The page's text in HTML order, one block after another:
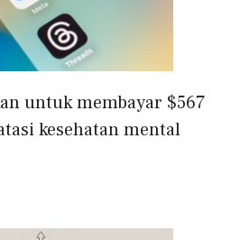
untuk membayar $567
kesehatan mental